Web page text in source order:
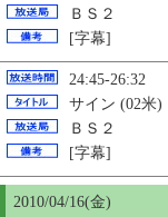
ＢＳ２
[字幕]
24:45-26:32
サイン (02米)
ＢＳ２
[字幕]
2010/04/16(金)